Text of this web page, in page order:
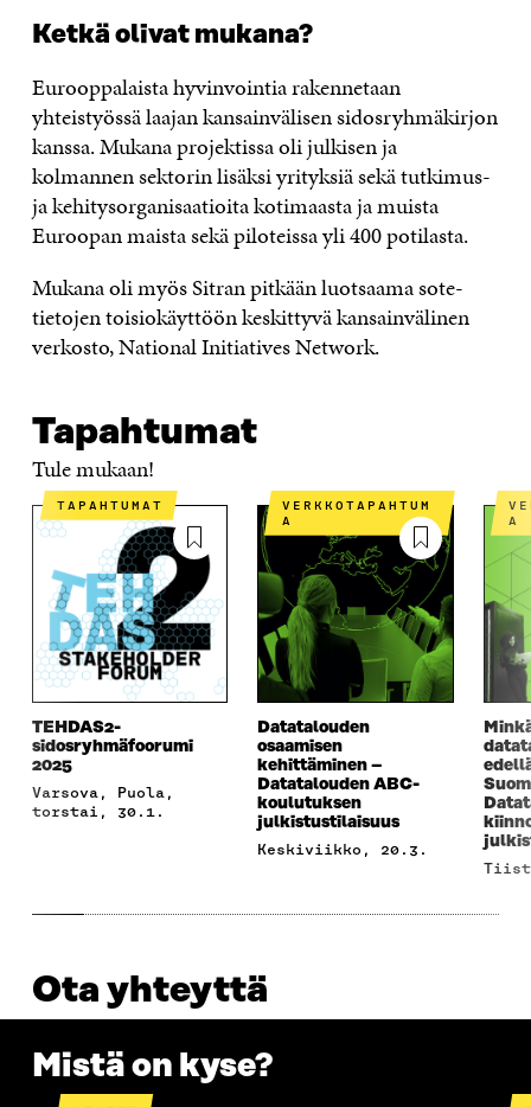
Ketkä olivat mukana?
Eurooppalaista hyvinvointia rakennetaan
yhteistyössä laajan kansainvälisen sidosryhmäkirjon
kanssa. Mukana projektissa oli julkisen ja
kolmannen sektorin lisäksi yrityksiä sekä tutkimus-
ja kehitysorganisaatioita kotimaasta ja muista
Euroopan maista sekä piloteissa yli 400 potilasta.
Mukana oli myös Sitran pitkään luotsaama sote-
tietojen toisiokäyttöön keskittyvä kansainvälinen
verkosto, National Initiatives Network.
Tapahtumat
Tule mukaan!
TAPAHTUMAT
TEHDAS2-
sidosryhmäfoorumi
2025
Varsova, Puola,
torstai, 30.1.
VERKKOTAPAHTUM
A
Datatalouden
osaamisen
kehittäminen –
Datatalouden ABC-
koulutuksen
julkistustilaisuus
keskiviikko, 20.3.
VERKKOTAPAHTUM
A
Ota yhteyttä
Mistä on kyse?